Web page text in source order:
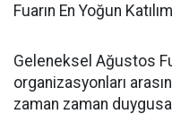
Fuarın En Yoğun
Geleneksel Ağustos
organizasyonları
zaman zaman